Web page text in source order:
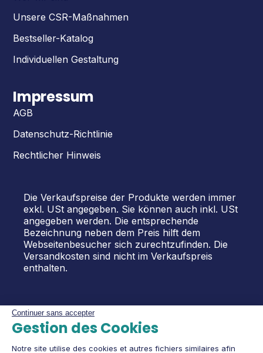
Continuer sans accepter
Gestion des Cookies
Notre site utilise des cookies et autres fichiers similaires afin
Unsere CSR-Maßnahmen
Bestseller-Katalog
Individuellen Gestaltung
Impressum
AGB
Datenschutz-Richtlinie
Rechtlicher Hinweis
Die Verkaufspreise der Produkte werden immer
exkl. USt angegeben. Sie können auch inkl. USt
angegeben werden. Die entsprechende
Bezeichnung neben dem Preis hilft dem
Webseitenbesucher sich zurechtzufinden. Die
Versandkosten sind nicht im Verkaufspreis
enthalten.